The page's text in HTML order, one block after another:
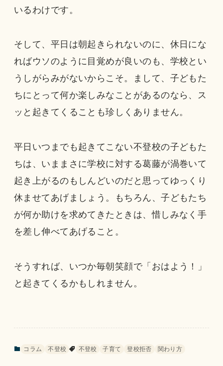
いるわけです。
そして、平日は朝起きられないのに、休日にな
ればウソのように目覚めが良いのも、学校とい
うしがらみがないからこそ。まして、子どもた
ちにとって何か楽しみなことがあるのなら、ス
ッと起きてくることも珍しくありません。
平日いつまでも起きてこない不登校の子どもた
ちは、いままさに学校に対する葛藤が渦巻いて
起き上がるのもしんどいのだと思ってゆっくり
休ませてあげましょう。もちろん、子どもたち
が何か助けを求めてきたときは、惜しみなく手
を差し伸べてあげること。
そうすれば、いつか毎朝笑顔で「おはよう！」
と起きてくるかもしれません。
コラム 不登校 不登校 子育て 登校拒否 関わり方